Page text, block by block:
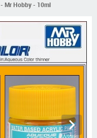
Mr Hobby - 10ml